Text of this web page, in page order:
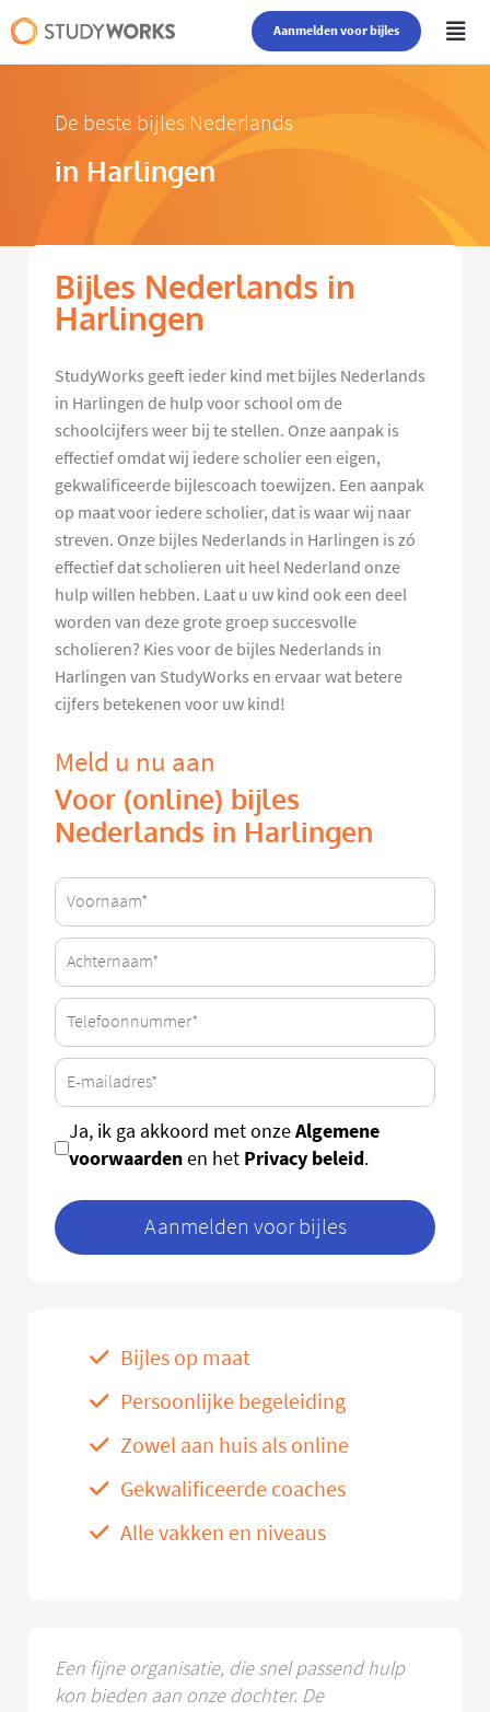
Aanmelden voor bijles
De beste bijles Nederlands
in Harlingen
Bijles Nederlands in
Harlingen
StudyWorks geeft ieder kind met bijles Nederlands
in Harlingen de hulp voor school om de
schoolcijfers weer bij te stellen. Onze aanpak is
effectief omdat wij iedere scholier een eigen,
gekwalificeerde bijlescoach toewijzen. Een aanpak
op maat voor iedere scholier, dat is waar wij naar
streven. Onze bijles Nederlands in Harlingen is zó
effectief dat scholieren uit heel Nederland onze
hulp willen hebben. Laat u uw kind ook een deel
worden van deze grote groep succesvolle
scholieren? Kies voor de bijles Nederlands in
Harlingen van StudyWorks en ervaar wat betere
cijfers betekenen voor uw kind!
Meld u nu aan
Voor (online) bijles
Nederlands in Harlingen
Ja, ik ga akkoord met onzeAlgemene
voorwaardenen het Privacy beleid.
Aanmelden voor bijles
Bijles op maat
Persoonlijke begeleiding
Zowel aan huis als online
Gekwalificeerde coaches
Alle vakken en niveaus
Een fijne organisatie, die snel passend hulp
kon bieden aan onze dochter. De